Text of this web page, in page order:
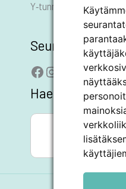
Y‑tunnus 0178455–6
Seuraa meitä
Facebook
Instagram
LinkedIn
YouTube
Hae sivustolta
Search